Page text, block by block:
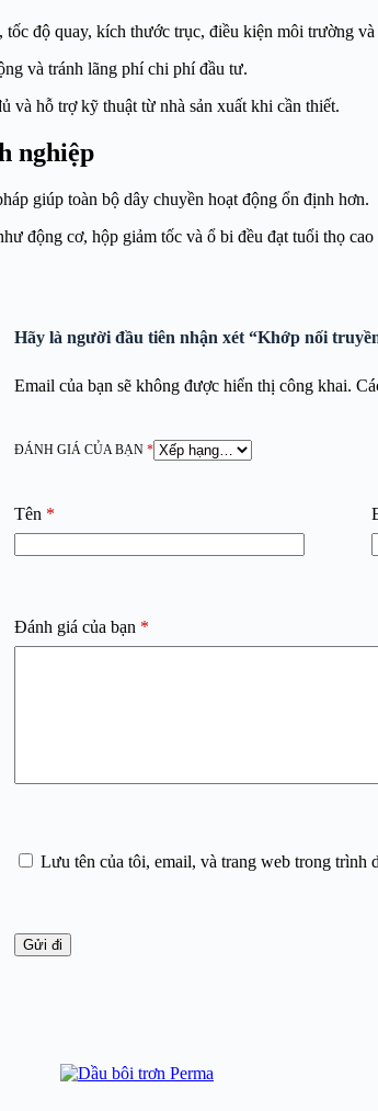
độ quay, kích thước trục, điều kiện môi trường
và tránh lãng phí chi phí đầu tư.
và hỗ trợ kỹ thuật từ nhà sản xuất khi cần thiết.
nghiệp
giúp toàn bộ dây chuyền hoạt động ổn định hơn.
động cơ, hộp giảm tốc và ổ bi đều đạt tuổi thọ
Hãy là người đầu tiên nhận xét “Khớp nối
Email của bạn sẽ không được hiển thị công khai.
ĐÁNH GIÁ CỦA BẠN*
Tên *
Đánh giá của bạn *
Lưu tên của tôi, email, và trang web trong trình
Gửi đi